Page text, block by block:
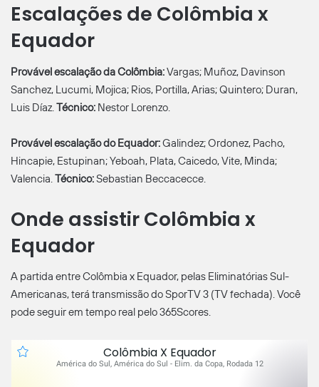
Escalações de Colômbia x
Equador
Provável escalação da Colômbia:Vargas; Muñoz, Davinson
Sanchez, Lucumi, Mojica; Rios, Portilla, Arias; Quintero; Duran,
Luis Díaz.Técnico: Nestor Lorenzo.
Provável escalação do Equador:Galindez; Ordonez, Pacho,
Hincapie, Estupinan; Yeboah, Plata, Caicedo, Vite, Minda;
Valencia.Técnico:Sebastian Beccacecce.
Onde assistir Colômbia x
Equador
A partida entre Colômbia x Equador, pelas Eliminatórias Sul-
Americanas, terá transmissão do SporTV 3 (TV fechada). Você
pode seguir em tempo real pelo 365Scores.
Colômbia X Equador
América do Sul, América do Sul - Elim. da Copa, Rodada 12